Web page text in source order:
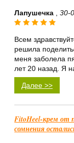
Лапушечка ,30-
Всем
решила
меня заболела
лет 20 назад. Я
Далее >>
FitoHeel-крем от
сомнения